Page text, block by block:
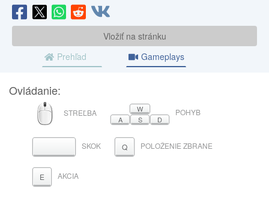
Vložiť na stránku
Prehľad
Gameplays
Ovládanie:
MYŠ
STREĽBA
W
A
S D
POHYB
MEDZERNÍK
SKOK Q POLOŽENIE ZBRANE
E AKCIA